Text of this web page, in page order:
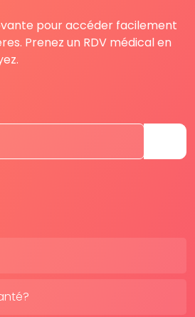
pour accéder facilement
Prenez un RDV médical en